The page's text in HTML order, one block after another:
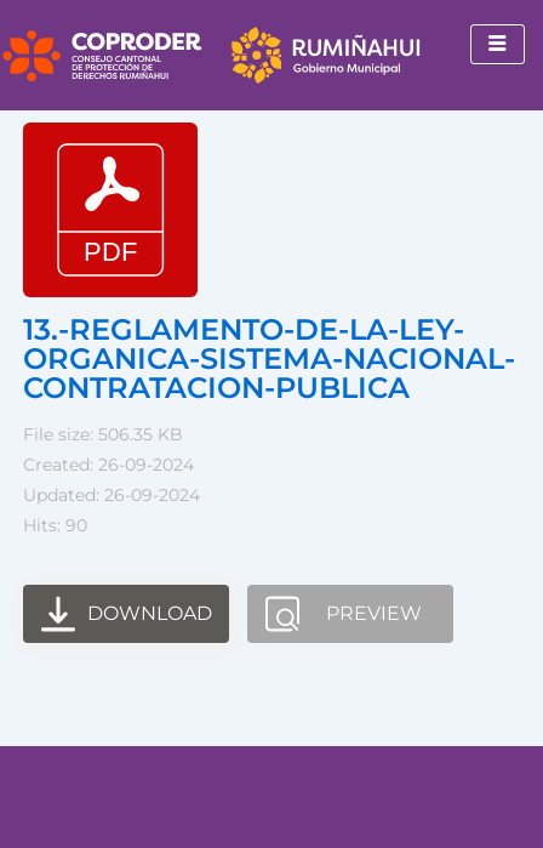
al
contenido
13.-REGLAMENTO-DE-LA-LEY-
ORGANICA-SISTEMA-NACIONAL-
CONTRATACION-PUBLICA
File size: 506.35 KB
Created: 26-09-2024
Updated: 26-09-2024
Hits: 90
DOWNLOAD PREVIEW